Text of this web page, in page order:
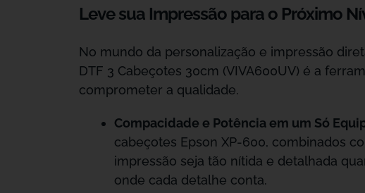
Leve sua Impressão para o Próximo
No mundo da personalização e impressão
DTF 3 Cabeçotes 30cm (VIVA600UV) é a
comprometer a qualidade.
Compacidade e Potência em um Só
cabeçotes Epson XP-600, combinados
impressão seja tão nítida e detalhada
onde cada detalhe conta.